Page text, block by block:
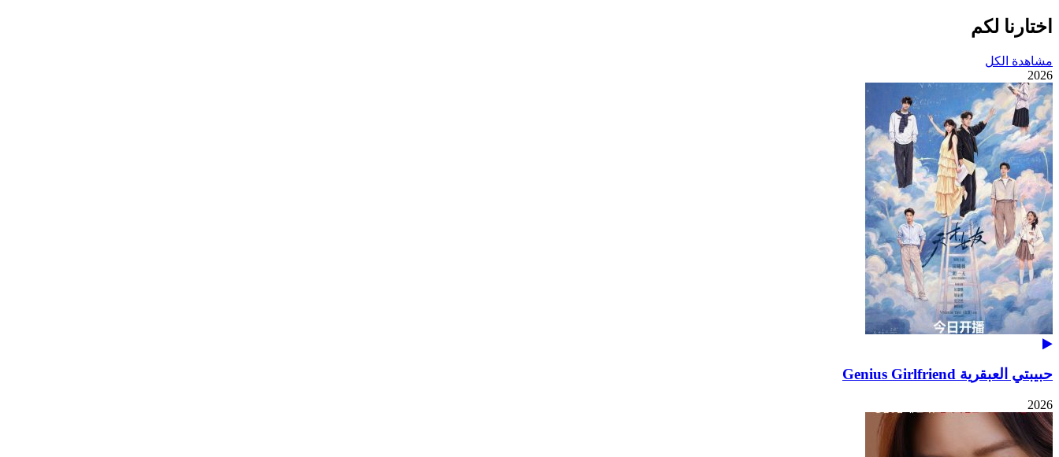
اختارنا لكم
مشاهدة الكل
2026
حبيبتي العبقرية Genius Girlfriend
2026